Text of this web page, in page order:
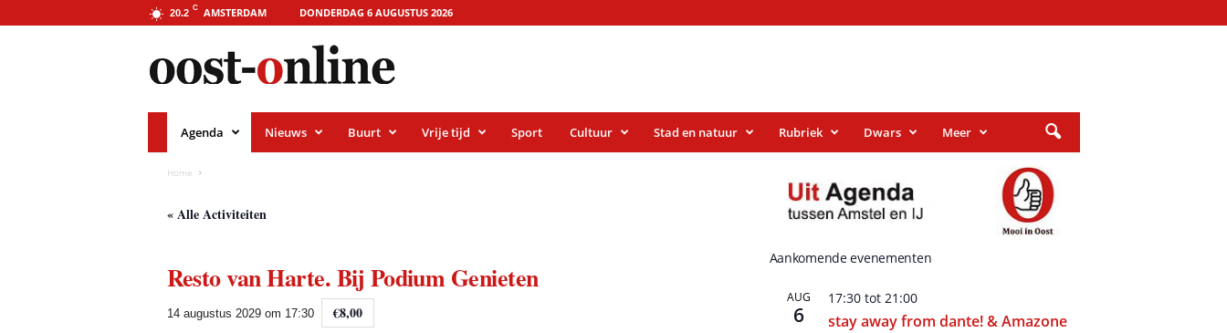
20.2 C AMSTERDAM DONDERDAG 6 AUGUSTUS 2026
o
o
-
o
l
e
Agenda Nieuws Buurt Vrije tijd Sport Cultuur Stad en natuur Rubriek Dwars Meer
Home
« Alle Activiteiten
Resto van Harte. Bij Podium Genieten
14 augustus 2029 om 17:30 €8,00
Aankomende evenementen
AUG
6
17:30tot 21:00
stay away from dante! & Amazone